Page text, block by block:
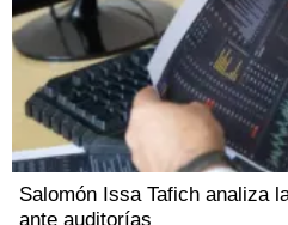
Salomón Issa Tafich analiza
ante auditorías